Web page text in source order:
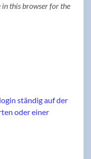
in this browser for the